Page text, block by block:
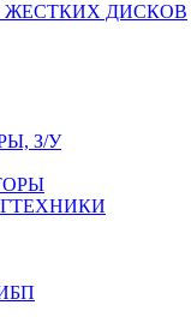
ДИСКОВ
З/У